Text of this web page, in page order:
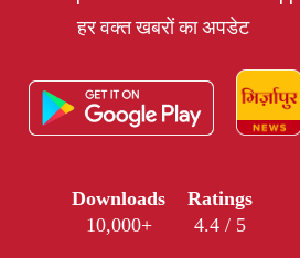
हर वक्त खबरों का अपडेट
Downloads
10,000+
Ratings
4.4 / 5